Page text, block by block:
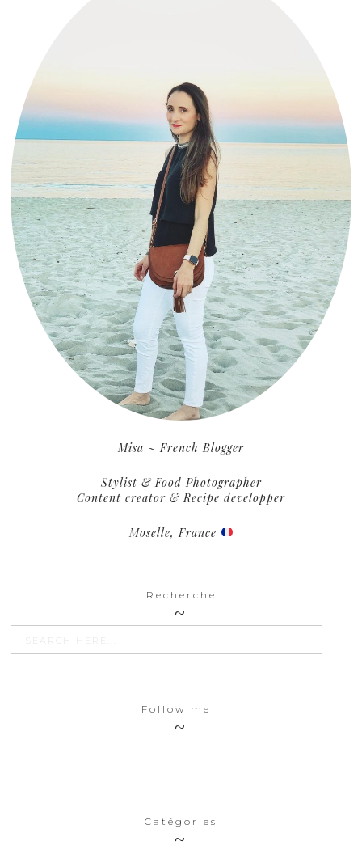
Misa ~ French Blogger
Stylist & Food Photographer
Content creator & Recipe developper
Moselle, France
Recherche
Search SEARCH
Follow me !
Catégories